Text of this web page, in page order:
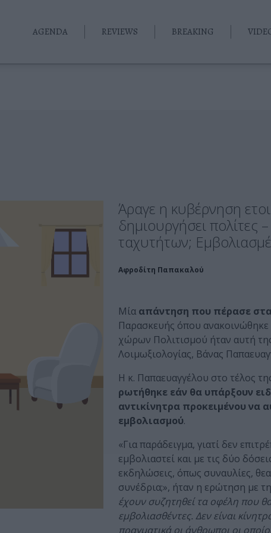
AGENDA REVIEWS BREAKING
Άραγε η κυβέρνηση
δημιουργήσει πολίτες
ταχυτήτων;
Αφροδίτη Παπακαλού
Μία απάντηση που πέρασε
Παρασκευής όπου ανακοινώθηκε
χώρων Πολιτισμού ήταν αυτή
Λοιμωξιολογίας, Βάνας
Η κ. Παπαευαγγέλου στο τέλος
ρωτήθηκε εάν θα υπάρξουν
αντικίνητρα προκειμένου να
εμβολιασμού.
«Για παράδειγμα, γιατί δεν
εμβολιαστεί και με τις δύο
εκδηλώσεις, όπως συναυλίες,
συνέδρια;», ήταν η ερώτηση με
έχουν συζητηθεί τα οφέλη που
εμβολιασθέντες. Δεν είναι
πραγματικά οι άνθρωποι οι